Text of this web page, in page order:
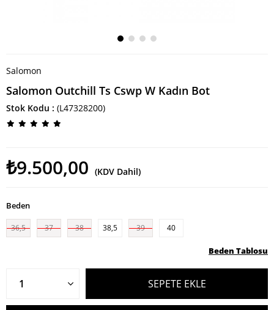
Salomon
Salomon Outchill Ts Cswp W Kadın Bot
Stok Kodu (L47328200)
₺9.500,00 (KDV Dahil)
Beden
36,5 37 38 38,5 39 40
Beden Tablosu